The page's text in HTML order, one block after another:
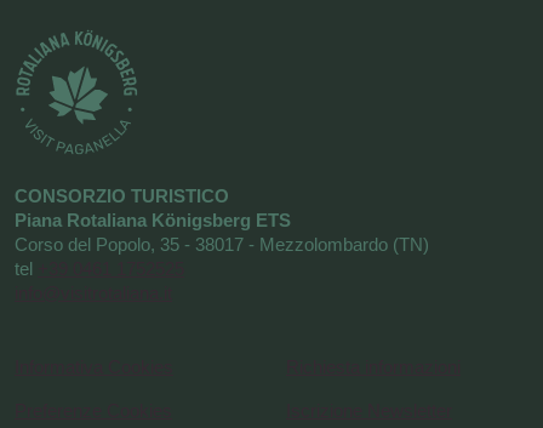
CONSORZIO TURISTICO
Piana Rotaliana Königsberg ETS
Corso del Popolo, 35 - 38017 - Mezzolombardo (TN)
tel